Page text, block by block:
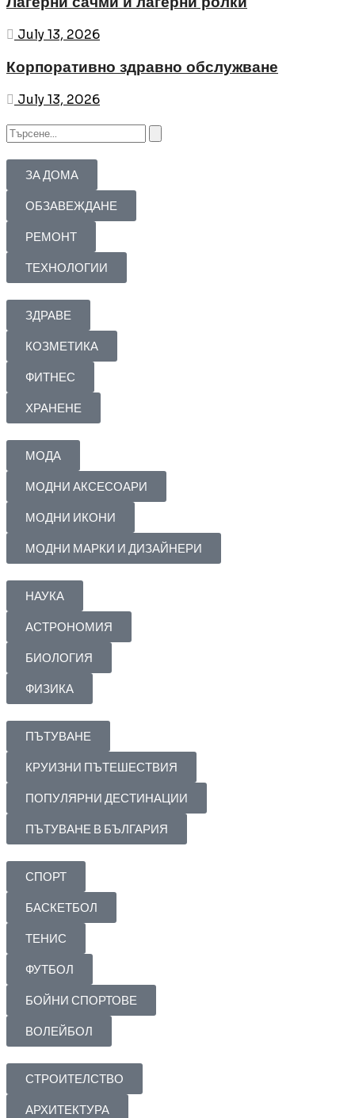
July 13, 2026
Корпоративно здравно обслужване
July 13, 2026
ЗА ДОМА
ОБЗАВЕЖДАНЕ
РЕМОНТ
ТЕХНОЛОГИИ
ЗДРАВЕ
КОЗМЕТИКА
ФИТНЕС
ХРАНЕНЕ
МОДА
МОДНИ АКСЕСОАРИ
МОДНИ ИКОНИ
МОДНИ МАРКИ И ДИЗАЙНЕРИ
НАУКА
АСТРОНОМИЯ
БИОЛОГИЯ
ФИЗИКА
ПЪТУВАНЕ
КРУИЗНИ ПЪТЕШЕСТВИЯ
ПОПУЛЯРНИ ДЕСТИНАЦИИ
ПЪТУВАНЕ В БЪЛГАРИЯ
СПОРТ
БАСКЕТБОЛ
ТЕНИС
ФУТБОЛ
БОЙНИ СПОРТОВЕ
ВОЛЕЙБОЛ
СТРОИТЕЛСТВО
АРХИТЕКТУРА